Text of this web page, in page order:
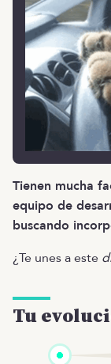
Tienen mucha
equipo de
buscando
¿Te unes a este
Tu